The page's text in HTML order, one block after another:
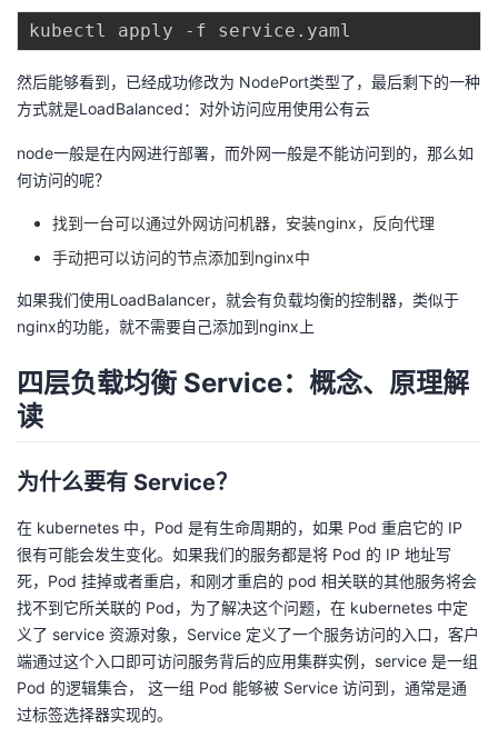
然后能够看到，已经成功修改为 NodePort类型了，最后剩下的一种
方式就是LoadBalanced：对外访问应用使用公有云
node一般是在内网进行部署，而外网一般是不能访问到的，那么如
何访问的呢？
找到一台可以通过外网访问机器，安装nginx，反向代理
手动把可以访问的节点添加到nginx中
如果我们使用LoadBalancer，就会有负载均衡的控制器，类似于
nginx的功能，就不需要自己添加到nginx上
四层负载均衡 Service：概念、原理解
读
为什么要有 Service？
在 kubernetes 中，Pod 是有生命周期的，如果 Pod 重启它的 IP
很有可能会发生变化。如果我们的服务都是将 Pod 的 IP 地址写
死，Pod 挂掉或者重启，和刚才重启的 pod 相关联的其他服务将会
找不到它所关联的 Pod，为了解决这个问题，在 kubernetes 中定
义了 service 资源对象，Service 定义了一个服务访问的入口，客户
端通过这个入口即可访问服务背后的应用集群实例，service 是一组
Pod 的逻辑集合， 这一组 Pod 能够被 Service 访问到，通常是通
过标签选择器实现的。